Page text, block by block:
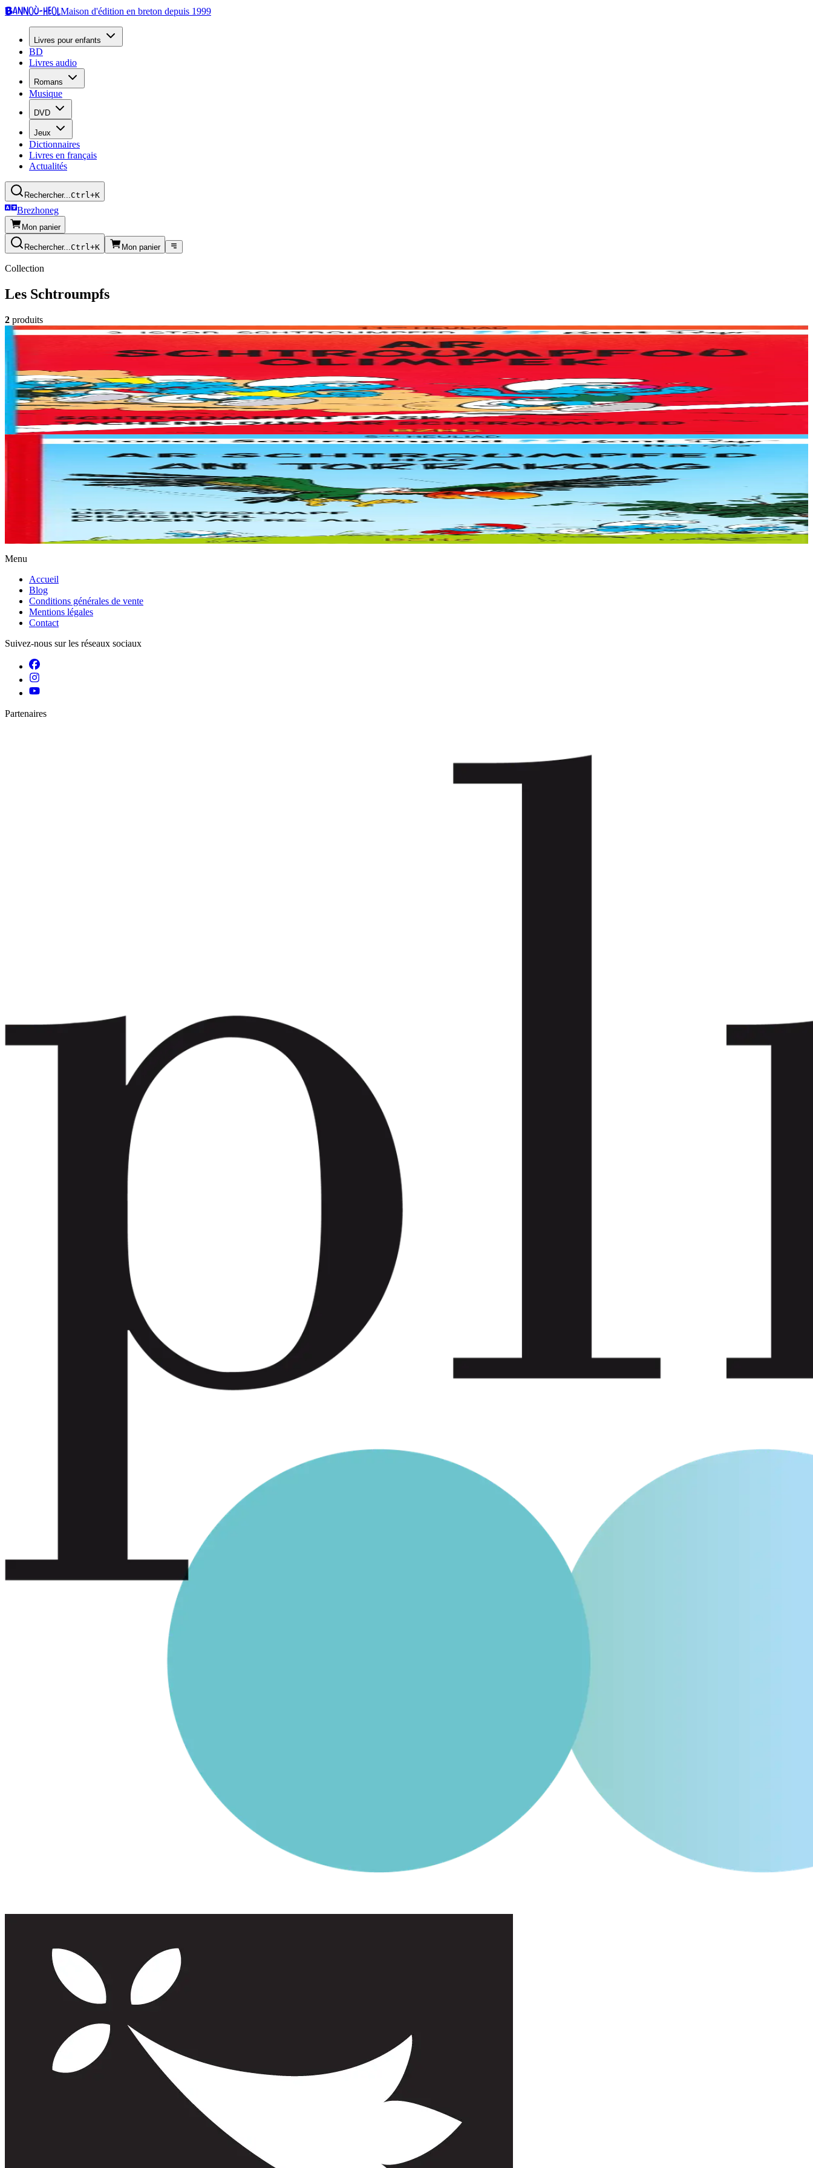
Bannoù-heolMaison d'édition en breton depuis 1999
Livres pour enfants
BD
Livres audio
Romans
Musique
DVD
Jeux
Dictionnaires
Livres en français
Actualités
Rechercher...Ctrl+K
Brezhoneg
Mon panier
Rechercher...Ctrl+K Mon panier
Collection
Les Schtroumpfs
2 produits
6 ans et plus
3 histoires : Ar Schtroumpfoù Olimpek (Les Schtroumpfs Olympiques) Schtroumpfat Pask ! (Pâques schtroumpfantes) Tachenn-dudi ar Schtroumpfed (Le jardin des...
En stock10,00 €
Voir
Acheter
6 ans et plus
Les Schtroumpfs et le Cracoucass
Les Schtroumpfs et le Cracoucass est la quatorzième histoire de la série Les Schtroumpfs de Peyo et Gos. Le Cracoucass (oiseau monstrueux et constamment en...
Menu
Accueil
Blog
Conditions générales de vente
Mentions légales
Contact
Suivez-nous sur les réseaux sociaux
Partenaires